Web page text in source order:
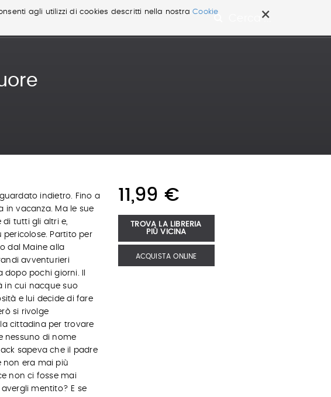
×
agli utilizzi di cookies descritti nella nostraCookie
Cerca ...
indietro. Fino a
in vacanza. Ma le sue
di tutti gli altri e,
Partito per
dal Maine alla
avventurieri
dopo pochi giorni. Il
in cui nacque suo
e lui decide di fare
si rivolge
cittadina per trovare
nessuno di nome
sapeva che il padre
non era mai più
non ci fosse mai
mentito? E se
11,99 €
TROVA LA LIBRERIA
PIÙ VICINA
ACQUISTA ONLINE